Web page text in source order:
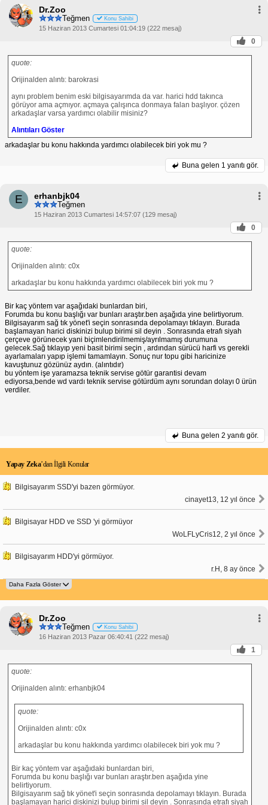
Dr.Zoo
Teğmen Konu Sahibi
15 Haziran 2013 Cumartesi 01:04:19 (222 mesaj)
0
quote:
Orijinalden alıntı: barokrasi
aynı problem benim eski bilgisayarımda da var. harici hdd takınca
görüyor ama açmıyor. açmaya çalışınca donmaya falan başlıyor. çözen
arkadaşlar varsa yardımcı olabilir misiniz?
Alıntıları Göster
arkadaşlar bu konu hakkında yardımcı olabilecek biri yok mu ?
Buna gelen 1 yanıtı gör.
E erhanbjk04
Teğmen
15 Haziran 2013 Cumartesi 14:57:07 (129 mesaj)
0
quote:
Orijinalden alıntı: c0x
arkadaşlar bu konu hakkında yardımcı olabilecek biri yok mu ?
Bir kaç yöntem var aşağıdaki bunlardan biri,
Forumda bu konu başlığı var bunları araştır.ben aşağıda yine belirtiyorum.
Bilgisayarım sağ tık yönet'i seçin sonrasında depolamayı tıklayın. Burada
başlamayan harici diskinizi bulup birimi sil deyin . Sonrasında etrafı siyah
çerçeve görünecek yani biçimlendirilmemiş/ayrılmamış durumuna
gelecek.Sağ tıklayıp yeni basit birimi seçin , ardından sürücü harfi vs gerekli
ayarlamaları yapıp işlemi tamamlayın. Sonuç nur topu gibi haricinize
kavuştunuz gözünüz aydın. (alıntıdır)
bu yöntem işe yaramazsa teknik servise götür garantisi devam
ediyorsa,bende wd vardı teknik servise götürdüm aynı sorundan dolayı 0 ürün
verdiler.
Buna gelen 2 yanıtı gör.
Yapay Zeka’dan İlgili Konular
Bilgisayarım SSD'yi bazen görmüyor.
cinayet13, 12 yıl önce
Bilgisayar HDD ve SSD 'yi görmüyor
WoLFLyCris12, 2 yıl önce
Bilgisayarım HDD'yi görmüyor.
r.H, 8 ay önce
Dr.Zoo
Teğmen Konu Sahibi
16 Haziran 2013 Pazar 06:40:41 (222 mesaj)
1
quote:
Orijinalden alıntı: erhanbjk04
quote:
Orijinalden alıntı: c0x
arkadaşlar bu konu hakkında yardımcı olabilecek biri yok mu ?
Bir kaç yöntem var aşağıdaki bunlardan biri,
Forumda bu konu başlığı var bunları araştır.ben aşağıda yine
belirtiyorum.
Bilgisayarım sağ tık yönet'i seçin sonrasında depolamayı tıklayın. Burada
başlamayan harici diskinizi bulup birimi sil deyin . Sonrasında etrafı siyah